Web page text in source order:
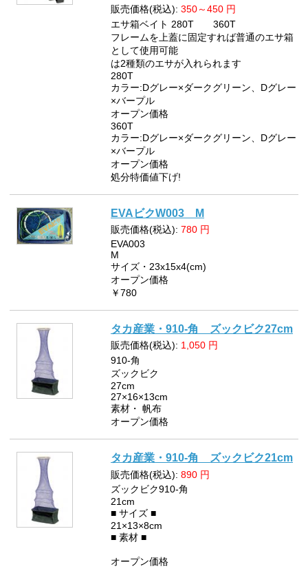
販売価格(税込): 350～450 円
エサ箱ベイト 280T 360T
フレームを上蓋に固定すれば普通のエサ箱
として使用可能
は2種類のエサが入れられます
280T
カラー:Dグレー×ダークグリーン、Dグレー
×バープル
オープン価格
360T
カラー:Dグレー×ダークグリーン、Dグレー
×バープル
オープン価格
処分特価値下げ!
EVAビクW003 M
販売価格(税込): 780 円
EVA003
M
サイズ・23x15x4(cm)
オープン価格
￥780
タカ産業・910-角 ズックビク27cm
販売価格(税込): 1,050 円
910-角
ズックビク
27cm
27×16×13cm
素材・ 帆布
オープン価格
タカ産業・910-角 ズックビク21cm
販売価格(税込): 890 円
ズックビク910-角
21cm
■ サイズ ■
21×13×8cm
■ 素材 ■
オープン価格